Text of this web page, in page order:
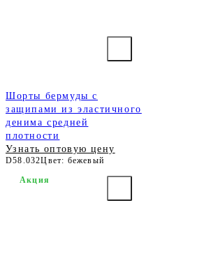
Шорты бермуды с
защипами из эластичного
денима средней
плотности
Узнать оптовую цену
D58.032Цвет: бежевый
Акция